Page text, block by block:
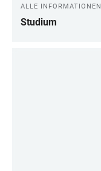
ALLE INFORMATIONEN
Studium